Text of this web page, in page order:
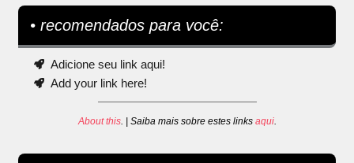
• recomendados para você:
Adicione seu link aqui!
Add your link here!
About this. | Saiba mais sobre estes links aqui.